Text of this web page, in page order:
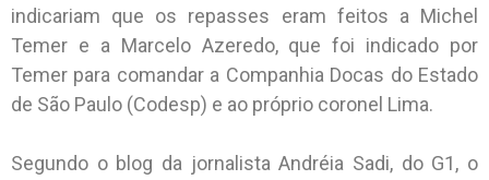
indicariam que os repasses eram feitos a Michel
Temer e a Marcelo Azeredo, que foi indicado por
Temer para comandar a Companhia Docas do Estado
de São Paulo (Codesp) e ao próprio coronel Lima.
Segundo o blog da jornalista Andréia Sadi, do G1, o